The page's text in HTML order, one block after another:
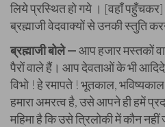
लिये प्रस्थित हो गये । [वहाँ पहुँचकर]
ब्रह्माजी वेदवाक्यों से उनकी स्तुति
ब्रह्माजी बोले —आप हजार मस्तकों
पैरों वाले हैं। आप देवताओं के भी
विभो ! हे रमापते ! भूतकाल,
हमारा अमरत्व है, उसे आपने ही हमें
महिमा है कि उसे त्रिलोकी में कौन